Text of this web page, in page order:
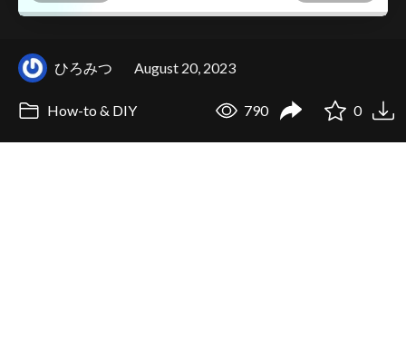
ひろみつ August 20, 2023
How-to & DIY 790 0